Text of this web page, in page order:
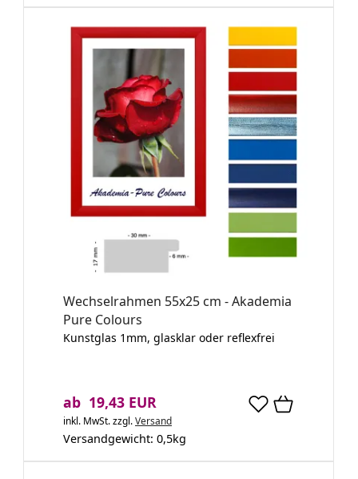
Wechselrahmen 55x25 cm - Akademia
Pure Colours
Kunstglas 1mm, glasklar oder reflexfrei
ab 19,43 EUR
inkl. MwSt.zzgl.Versand
Versandgewicht: 0,5kg